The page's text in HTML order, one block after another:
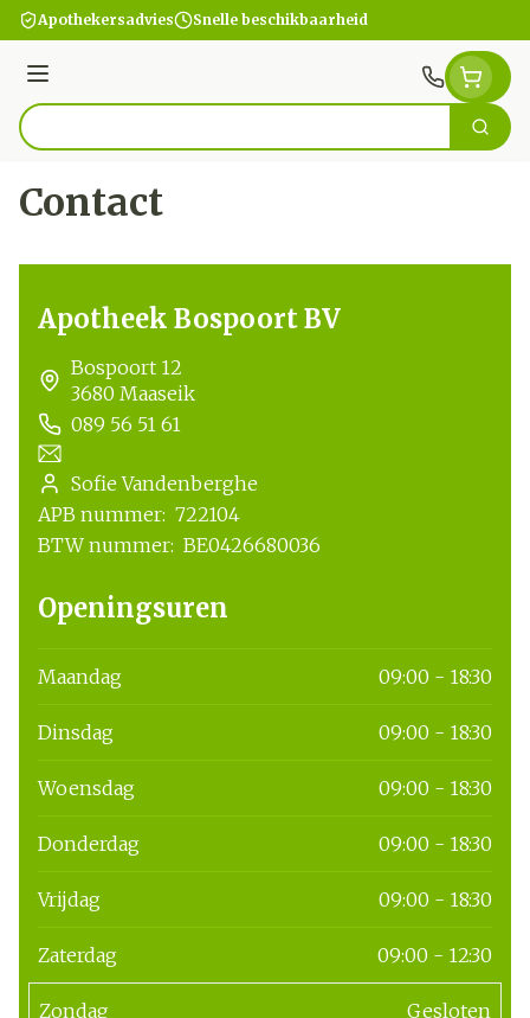
Ga naar de inhoud
Apothekersadvies Snelle beschikbaarheid
Menu
Product, merk, categorie... Zoek
Contact
Apotheek Bospoort BV
address
Bospoort 12
3680 Maaseik
Telefoon
089 56 51 61
E-mailadres
Apotheek titularis
Sofie Vandenberghe
APB nummer
APB nummer: 722104
BTW nummer
BTW nummer: BE0426680036
Openingsuren
Maandag 09:00 - 18:30
Dinsdag 09:00 - 18:30
Woensdag 09:00 - 18:30
Donderdag 09:00 - 18:30
Vrijdag 09:00 - 18:30
Zaterdag 09:00 - 12:30
Zondag Gesloten